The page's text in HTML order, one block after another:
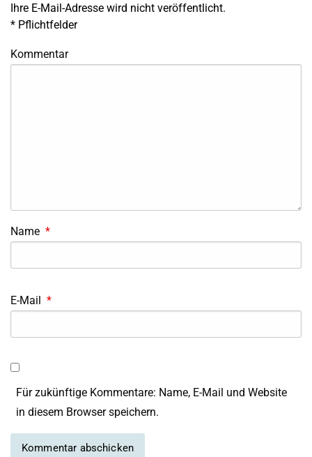
Ihre E-Mail-Adresse wird nicht veröffentlicht.
* Pflichtfelder
Kommentar
Name *
E-Mail *
Für zukünftige Kommentare: Name, E-Mail und Website
in diesem Browser speichern.